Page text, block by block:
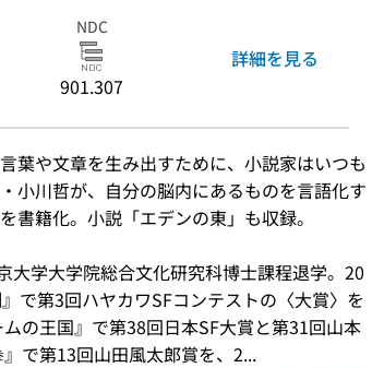
NDC
901.307
詳細を見る
葉や文章を生み出すために、小説家はいつも
小川哲が、自分の脳内にあるものを言語化す
書籍化。小説「エデンの東」も収録。
大学大学院総合文化研究科博士課程退学。20
で第3回ハヤカワSFコンテストの〈大賞〉を
の王国』で第38回日本SF大賞と第31回山本
で第13回山田風太郎賞を、2...